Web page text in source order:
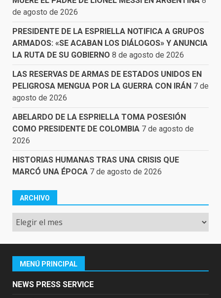
de agosto de 2026
PRESIDENTE DE LA ESPRIELLA NOTIFICA A GRUPOS
ARMADOS: «SE ACABAN LOS DIÁLOGOS» Y ANUNCIA
LA RUTA DE SU GOBIERNO 8 de agosto de 2026
LAS RESERVAS DE ARMAS DE ESTADOS UNIDOS EN
PELIGROSA MENGUA POR LA GUERRA CON IRÁN 7 de
agosto de 2026
ABELARDO DE LA ESPRIELLA TOMA POSESIÓN
COMO PRESIDENTE DE COLOMBIA 7 de agosto de
2026
HISTORIAS HUMANAS TRAS UNA CRISIS QUE
MARCÓ UNA ÉPOCA 7 de agosto de 2026
ARCHIVO
Archivo
MENÚ PRINCIPAL
NEWS PRESS SERVICE